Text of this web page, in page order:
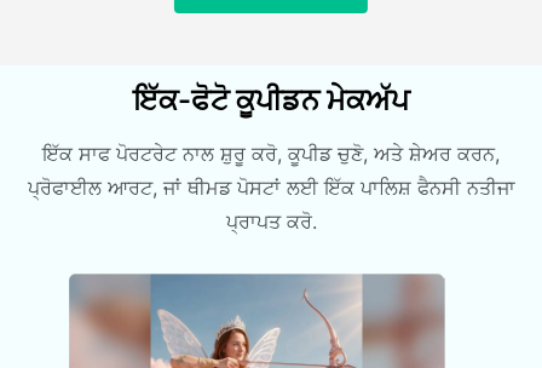
ਇੱਕ-ਫੋਟੋ ਕੂਪੀਡਨ ਮੇਕਅੱਪ
ਇੱਕ ਸਾਫ ਪੋਰਟਰੇਟ ਨਾਲ ਸ਼ੁਰੂ ਕਰੋ, ਕੂਪੀਡ ਚੁਣੋ, ਅਤੇ ਸ਼ੇਅਰ ਕਰਨ,
ਪ੍ਰੋਫਾਈਲ ਆਰਟ, ਜਾਂ ਥੀਮਡ ਪੋਸਟਾਂ ਲਈ ਇੱਕ ਪਾਲਿਸ਼ ਫੈਨਸੀ ਨਤੀਜਾ
ਪ੍ਰਾਪਤ ਕਰੋ.